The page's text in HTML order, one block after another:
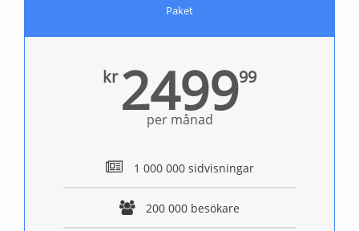
Paket
kr 249999
per månad
1 000 000 sidvisningar
200 000 besökare